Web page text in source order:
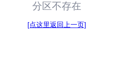
分区不存在
[点这里返回上一页]